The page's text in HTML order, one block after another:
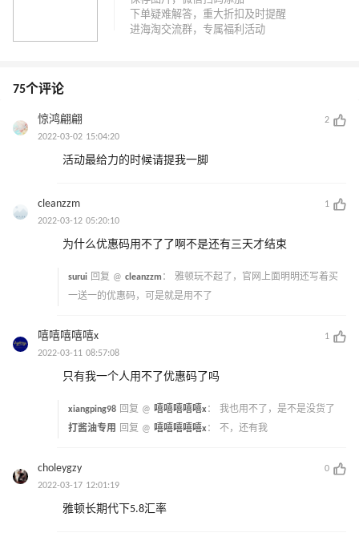
75个评论
惊鸿翩翩
2
2022-03-02 15:04:20
活动最给力的时候请提我一脚
cleanzzm
1
2022-03-12 05:20:10
为什么优惠码用不了了啊不是还有三天才结束
surui 回复 @ cleanzzm ： 雅顿玩不起了，官网上面明明还写着买
一送一的优惠码，可是就是用不了
嘻嘻嘻嘻嘻x
1
2022-03-11 08:57:08
只有我一个人用不了优惠码了吗
xiangping98 回复 @ 嘻嘻嘻嘻嘻x： 我也用不了，是不是没货了
打酱油专用
回复 @ 嘻嘻嘻嘻嘻x： 不，还有我
choleygzy
0
2022-03-17 12:01:19
雅顿长期代下5.8汇率